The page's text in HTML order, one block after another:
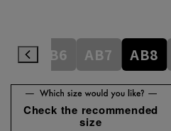
AB6 AB7 AB8
Check the recommended
size